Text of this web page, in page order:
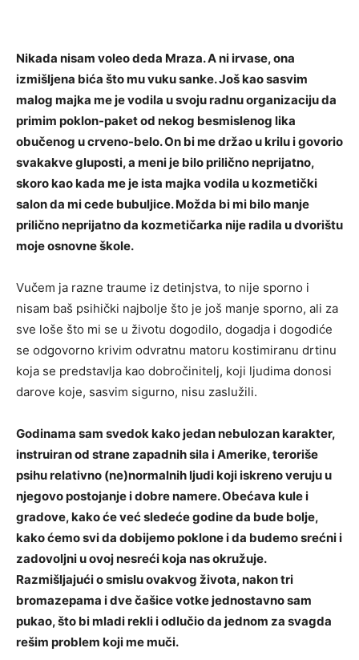
Nikada nisam voleo deda Mraza. A ni irvase, ona
izmišljena bića što mu vuku sanke. Još kao sasvim
malog majka me je vodila u svoju radnu organizaciju da
primim poklon-paket od nekog besmislenog lika
obučenog u crveno-belo. On bi me držao u krilu i govorio
svakakve gluposti, a meni je bilo prilično neprijatno,
skoro kao kada me je ista majka vodila u kozmetički
salon da mi cede bubuljice. Možda bi mi bilo manje
prilično neprijatno da kozmetičarka nije radila u dvorištu
moje osnovne škole.
Vučem ja razne traume iz detinjstva, to nije sporno i
nisam baš psihički najbolje što je još manje sporno, ali za
sve loše što mi se u životu dogodilo, dogadja i dogodiće
se odgovorno krivim odvratnu matoru kostimiranu drtinu
koja se predstavlja kao dobročinitelj, koji ljudima donosi
darove koje, sasvim sigurno, nisu zaslužili.
Godinama sam svedok kako jedan nebulozan karakter,
instruiran od strane zapadnih sila i Amerike, teroriše
psihu relativno (ne)normalnih ljudi koji iskreno veruju u
njegovo postojanje i dobre namere. Obećava kule i
gradove, kako će već sledeće godine da bude bolje,
kako ćemo svi da dobijemo poklone i da budemo srećni i
zadovoljni u ovoj nesreći koja nas okružuje.
Razmišljajući o smislu ovakvog života, nakon tri
bromazepama i dve čašice votke jednostavno sam
pukao, što bi mladi rekli i odlučio da jednom za svagda
rešim problem koji me muči.